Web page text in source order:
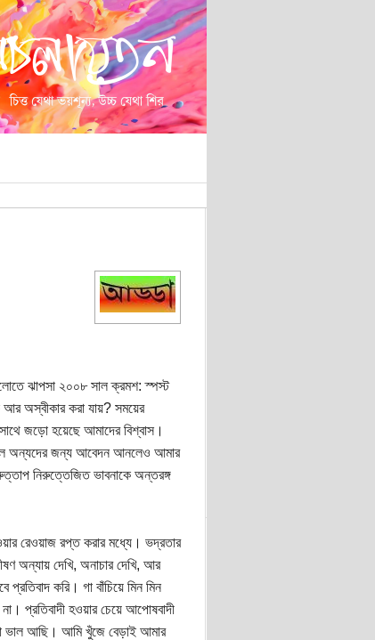
ঝাপসা ২০০৮ সাল ক্রমশ: স্পস্ট
অস্বীকার করা যায়? সময়ের
জড়ো হয়েছে আমাদের বিশ্বাস।
অন্যদের জন্য আবেদন আনলেও আমার
নিরুত্তেজিত ভাবনাকে অন্তরঙ্গ
রেওয়াজ রপ্ত করার মধ্যে। ভদ্রতার
অন্যায় দেখি, অনাচার দেখি, আর
করি। গা বাঁচিয়ে মিন মিন
প্রতিবাদী হওয়ার চেয়ে আপোষবাদী
ভাল আছি। আমি খুঁজে বেড়াই আমার